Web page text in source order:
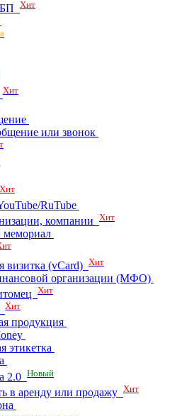
Хит
Хит
или звонок
Хит
RuTube
компании Хит
мемориал
визитка (vCard) Хит
организации (МФО)
Хит
Хит
продукция
этикетка
2.0 Новый
в аренду или продажу Хит